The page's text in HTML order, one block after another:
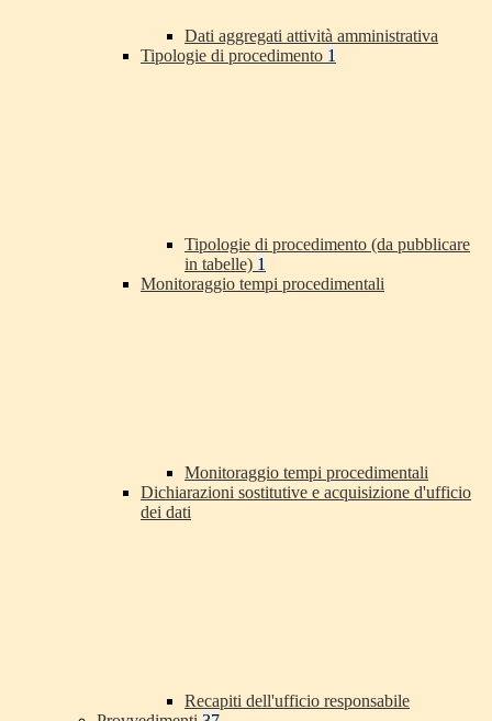
Dati aggregati attività amministrativa
Tipologie di procedimento 1
Tipologie di procedimento (da pubblicare
in tabelle) 1
Monitoraggio tempi procedimentali
Monitoraggio tempi procedimentali
Dichiarazioni sostitutive e acquisizione d'ufficio
dei dati
Recapiti dell'ufficio responsabile